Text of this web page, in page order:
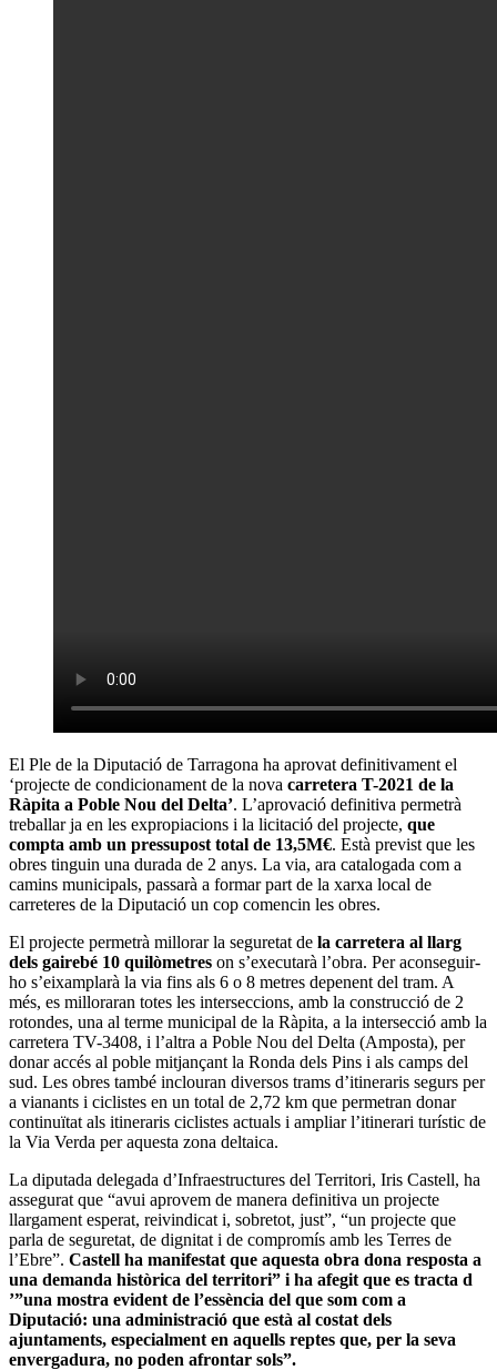
El Ple de la Diputació de Tarragona ha aprovat definitivament el
‘projecte de condicionament de la nova carretera T-2021 de la
Ràpita a Poble Nou del Delta’. L’aprovació definitiva permetrà
treballar ja en les expropiacions i la licitació del projecte, que
compta amb un pressupost total de 13,5M€. Està previst que les
obres tinguin una durada de 2 anys. La via, ara catalogada com a
camins municipals, passarà a formar part de la xarxa local de
carreteres de la Diputació un cop comencin les obres.
El projecte permetrà millorar la seguretat de la carretera al llarg
dels gairebé 10 quilòmetres on s’executarà l’obra. Per aconseguir-
ho s’eixamplarà la via fins als 6 o 8 metres depenent del tram. A
més, es milloraran totes les interseccions, amb la construcció de 2
rotondes, una al terme municipal de la Ràpita, a la intersecció amb la
carretera TV-3408, i l’altra a Poble Nou del Delta (Amposta), per
donar accés al poble mitjançant la Ronda dels Pins i als camps del
sud. Les obres també inclouran diversos trams d’itineraris segurs per
a vianants i ciclistes en un total de 2,72 km que permetran donar
continuïtat als itineraris ciclistes actuals i ampliar l’itinerari turístic de
la Via Verda per aquesta zona deltaica.
La diputada delegada d’Infraestructures del Territori, Iris Castell, ha
assegurat que “avui aprovem de manera definitiva un projecte
llargament esperat, reivindicat i, sobretot, just”, “un projecte que
parla de seguretat, de dignitat i de compromís amb les Terres de
l’Ebre”. Castell ha manifestat que aquesta obra dona resposta a
una demanda històrica del territori” i ha afegit que es tracta d
’”una mostra evident de l’essència del que som com a
Diputació: una administració que està al costat dels
ajuntaments, especialment en aquells reptes que, per la seva
envergadura, no poden afrontar sols”.